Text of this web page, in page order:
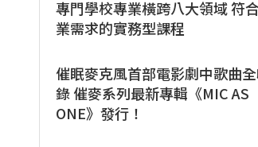
專門學校專業橫跨八大領域 符
業需求的實務型課程
催眠麥克風首部電影劇中歌曲
錄 催麥系列最新專輯《MIC AS
ONE》發行！